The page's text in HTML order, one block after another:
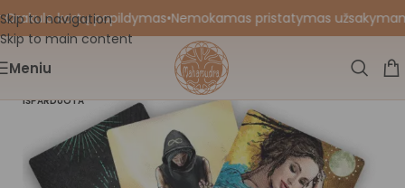
Skip to navigation
Skip to main content
kortų papildymas•Nemokamas pristatymas
Meniu
IŠPARDUOTA